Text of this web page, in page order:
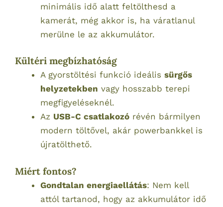
minimális idő alatt feltölthesd a
kamerát, még akkor is, ha váratlanul
merülne le az akkumulátor.
Kültéri megbízhatóság
A gyorstöltési funkció ideális sürgős
helyzetekben vagy hosszabb terepi
megfigyeléseknél.
Az USB-C csatlakozó révén bármilyen
modern töltővel, akár powerbankkel is
újratölthető.
Miért fontos?
Gondtalan energiaellátás: Nem kell
attól tartanod, hogy az akkumulátor idő